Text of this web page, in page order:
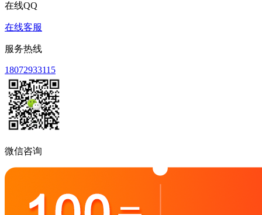
在线QQ
在线客服
服务热线
18072933115
微信咨询